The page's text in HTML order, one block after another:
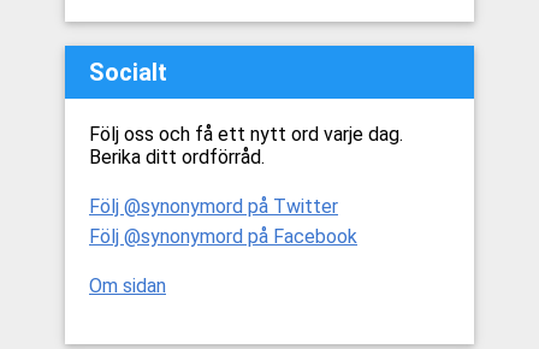
Socialt
Följ oss och få ett nytt ord varje dag.
Berika ditt ordförråd.
Följ @synonymord på Twitter
Följ @synonymord på Facebook
Om sidan